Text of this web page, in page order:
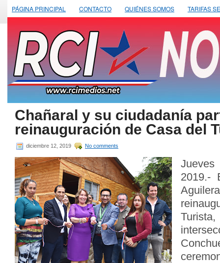
PÁGINA PRINCIPAL CONTACTO QUIÉNES SOMOS TARIFAS
Chañaral y su ciudadanía
reinauguración de Casa del
diciembre 12, 2019 No comments
2019.-